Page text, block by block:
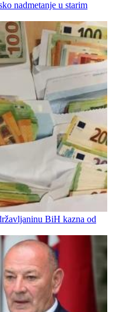
nadmetanje u starim
BiH kazna od